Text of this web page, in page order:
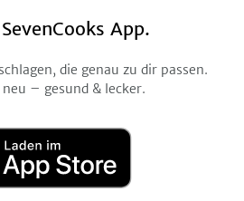
App.
die genau zu dir passen.
neu – gesund & lecker.